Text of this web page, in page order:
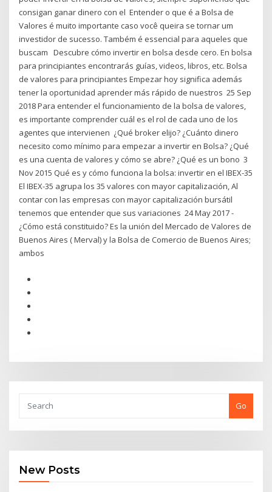
consigan ganar dinero con el Entender o que é a Bolsa de
Valores é muito importante caso você queira se tornar um
investidor de sucesso. Também é essencial para aqueles que
buscam Descubre cómo invertir en bolsa desde cero. En bolsa
para principiantes encontrarás guías, videos, libros, etc. Bolsa
de valores para principiantes Empezar hoy significa además
tener la oportunidad aprender más rápido de nuestros 25 Sep
2018 Para entender el funcionamiento de la bolsa de valores,
es importante comprender cuál es el rol de cada uno de los
agentes que intervienen ¿Qué broker elijo? ¿Cuánto dinero
necesito como mínimo para empezar a invertir en Bolsa? ¿Qué
es una cuenta de valores y cómo se abre? ¿Qué es un bono 3
Nov 2015 Qué es y cómo funciona la bolsa: invertir en el IBEX-35
El IBEX-35 agrupa los 35 valores con mayor capitalización, Al
contar con las empresas con mayor capitalización bursátil
tenemos que entender que sus variaciones 24 May 2017 -
¿Cómo está constituido? Es la unión del Mercado de Valores de
Buenos Aires ( Merval) y la Bolsa de Comercio de Buenos Aires;
ambos
Go
New Posts